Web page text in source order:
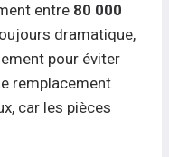
entre 80 000
dramatique,
pour éviter
remplacement
car les pièces